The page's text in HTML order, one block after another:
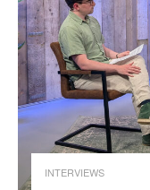
INTERVIEWS